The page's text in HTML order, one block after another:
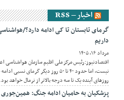
اخبار – RSS
داریم
مرداد ۱۶, ۱۴۰۵
اقتصادنیوز:رئیس مرکز ملی اقلیم سازمان
نیست، اما حدود ۴۰ تا ۵۰ روز دیگر
روزهای آینده یک تا سه درجه بالاتر از نرمال خواهد بود.
پزشکیان به حامیان ادامه جنگ: همین‌جوری